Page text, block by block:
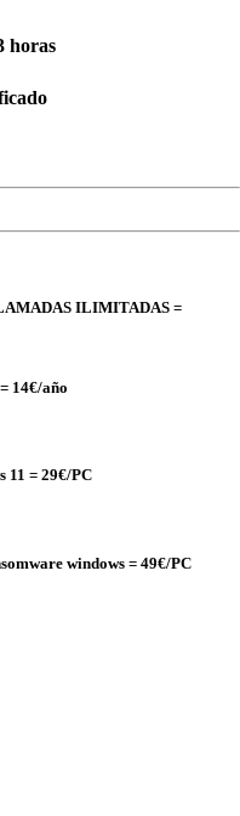
horas
ILIMITADAS =
14€/año
11 = 29€/PC
windows = 49€/PC